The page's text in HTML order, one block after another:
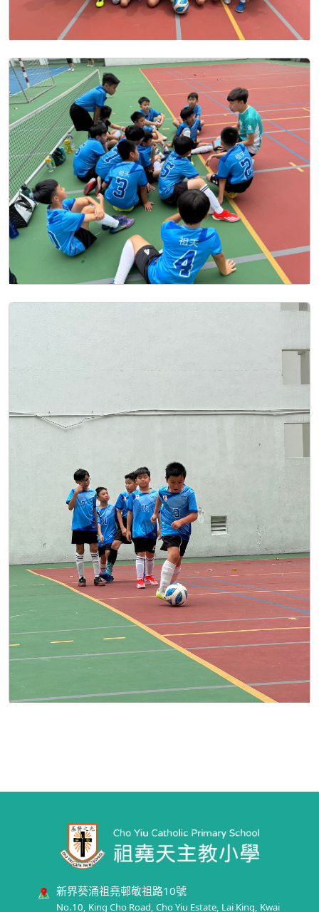
新界葵涌祖堯邨敬祖路10號
No.10, King Cho Road, Cho Yiu Estate, Lai King, Kwai